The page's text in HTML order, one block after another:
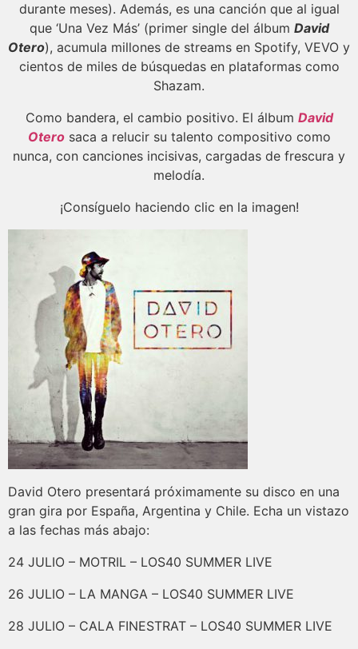
durante meses). Además, es una canción que al igual
que ‘Una Vez Más’ (primer single del álbum David
Otero), acumula millones de streams en Spotify, VEVO y
cientos de miles de búsquedas en plataformas como
Shazam.
Como bandera, el cambio positivo. El álbum David
Oterosaca a relucir su talento compositivo como
nunca, con canciones incisivas, cargadas de frescura y
melodía.
¡Consíguelo haciendo clic en la imagen!
David Otero presentará próximamente su disco en una
gran gira por España, Argentina y Chile. Echa un vistazo
a las fechas más abajo:
24 JULIO – MOTRIL – LOS40 SUMMER LIVE
26 JULIO – LA MANGA – LOS40 SUMMER LIVE
28 JULIO – CALA FINESTRAT – LOS40 SUMMER LIVE